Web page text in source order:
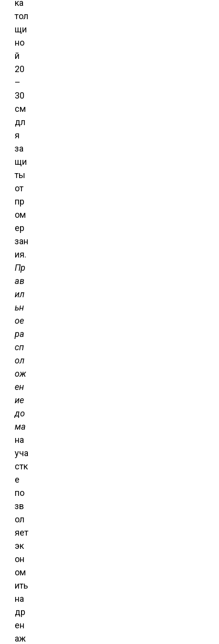
ка
тол
щи
но
й
20
–
30
см
дл
я
за
щи
ты
от
пр
ом
ер
зан
ия.
Пр
ав
ил
ьн
ое
ра
сп
ол
ож
ен
ие
до
ма
на
уча
стк
е
по
зв
ол
яет
эк
он
ом
ить
на
др
ен
аж